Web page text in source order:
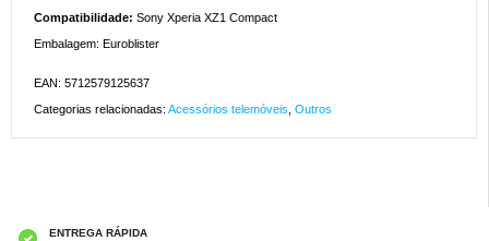
Compatibilidade: Sony Xperia XZ1 Compact
Embalagem: Euroblister
EAN: 5712579125637
Categorias relacionadas: Acessórios telemóveis Outros
ENTREGA RÁPIDA